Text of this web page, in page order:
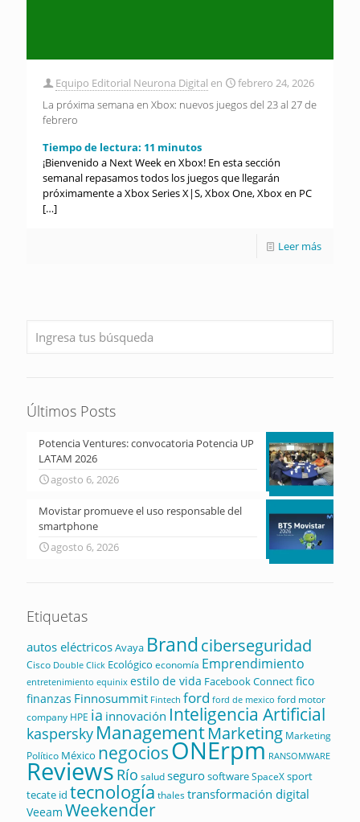
Equipo Editorial Neurona Digital en
febrero 24, 2026
La próxima semana en Xbox: nuevos juegos del 23 al 27 de
febrero
Tiempo de lectura: 11 minutos
¡Bienvenido a Next Week en Xbox! En esta sección
semanal repasamos todos los juegos que llegarán
próximamente a Xbox Series X|S, Xbox One, Xbox en PC
[…]
Leer más
Últimos Posts
Potencia Ventures: convocatoria Potencia UP
LATAM 2026
agosto 6, 2026
Movistar promueve el uso responsable del
smartphone
agosto 6, 2026
Etiquetas
autos eléctricosAvaya Brandciberseguridad
Cisco Double Click Ecológico economía Emprendimiento
entretenimiento equinix estilo de vida Facebook Connectfico
finanzas Finnosummit Fintech ford ford de mexico ford motor
company HPE ia innovación Inteligencia Artificial
kaspersky ManagementMarketing Marketing
Político México negociosONErpm RANSOMWARE
Reviews Río saludsegurosoftwareSpaceXsport
tecate id tecnología thalestransformación digital
Veeam Weekender